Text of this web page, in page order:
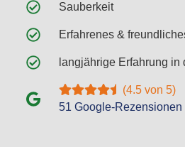
Sauberkeit
Erfahrenes &
langjährige Erfahrung in
(4.5 von 5)
51 Google-Rezensionen